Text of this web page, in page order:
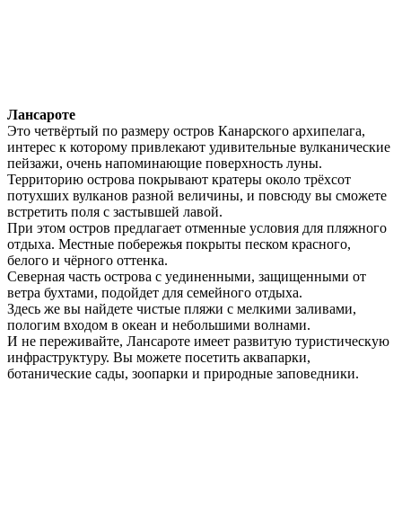
Лансароте
Это четвёртый по размеру остров Канарского архипелага,
интерес к которому привлекают удивительные вулканические
пейзажи, очень напоминающие поверхность луны.
Территорию острова покрывают кратеры около трёхсот
потухших вулканов разной величины, и повсюду вы сможете
встретить поля с застывшей лавой.
При этом остров предлагает отменные условия для пляжного
отдыха. Местные побережья покрыты песком красного,
белого и чёрного оттенка.
Северная часть острова с уединенными, защищенными от
ветра бухтами, подойдет для семейного отдыха.
Здесь же вы найдете чистые пляжи с мелкими заливами,
пологим входом в океан и небольшими волнами.
И не переживайте, Лансароте имеет развитую туристическую
инфраструктуру. Вы можете посетить аквапарки,
ботанические сады, зоопарки и природные заповедники.